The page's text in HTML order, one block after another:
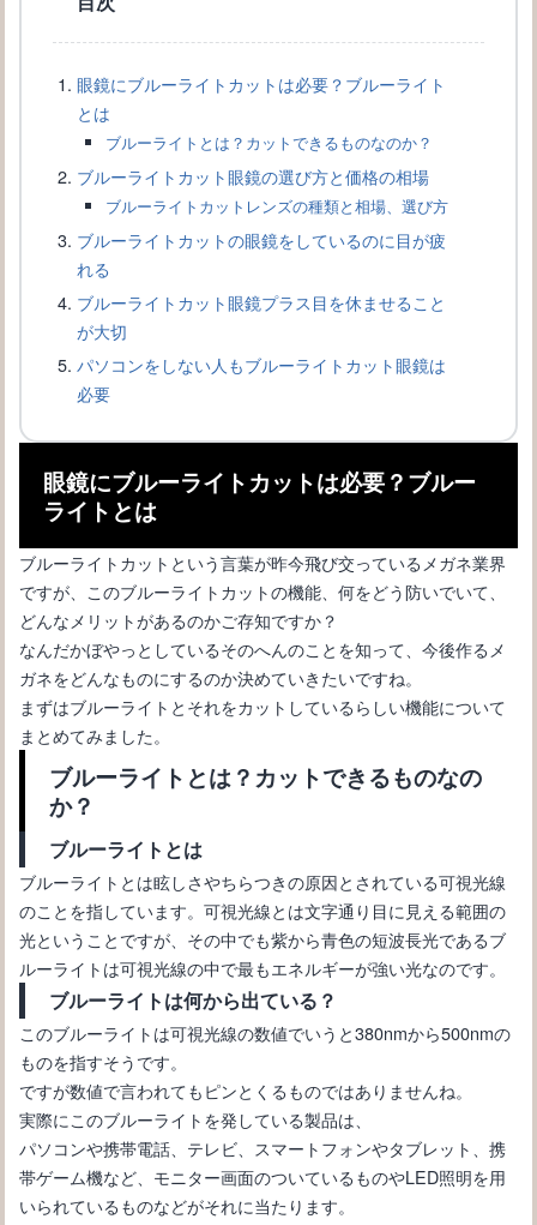
メガネのフレームなしタイプは知的に見せたい女子におすすめ
カラーレンズをメガネに入れるポイントと女性に似合うカラー選
ウェリントンはメガネの中で最もメンズにおすすめのフレームで
す♪
眼鏡にブルーライトカットは必要？ブルーライト
とは
ブルーライトとは？カットできるものなのか？
ブルーライトカット眼鏡の選び方と価格の相場
ブルーライトカットレンズの種類と相場、選び方
ブルーライトカットの眼鏡をしているのに目が疲
れる
ブルーライトカット眼鏡プラス目を休ませること
が大切
パソコンをしない人もブルーライトカット眼鏡は
必要
眼鏡にブルーライトカットは必要？ブルー
ライトとは
ブルーライトカットという言葉が昨今飛び交っているメガネ業界
ですが、このブルーライトカットの機能、何をどう防いでいて、
どんなメリットがあるのかご存知ですか？
なんだかぼやっとしているそのへんのことを知って、今後作るメ
ガネをどんなものにするのか決めていきたいですね。
まずはブルーライトとそれをカットしているらしい機能について
まとめてみました。
ブルーライトとは？カットできるものなの
か？
ブルーライトとは
ブルーライトとは眩しさやちらつきの原因とされている可視光線
のことを指しています。可視光線とは文字通り目に見える範囲の
光ということですが、その中でも紫から青色の短波長光であるブ
ルーライトは可視光線の中で最もエネルギーが強い光なのです。
ブルーライトは何から出ている？
このブルーライトは可視光線の数値でいうと380nmから500nmの
ものを指すそうです。
ですが数値で言われてもピンとくるものではありませんね。
実際にこのブルーライトを発している製品は、
パソコンや携帯電話、テレビ、スマートフォンやタブレット、携
帯ゲーム機など、モニター画面のついているものやLED照明を用
いられているものなどがそれに当たります。